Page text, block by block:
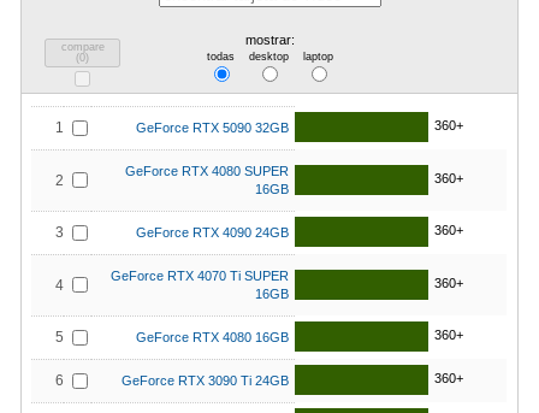
compare
(0)
mostrar:
todas desktop laptop
1 GeForce RTX 5090 32GB 360+
2
GeForce RTX 4080 SUPER
16GB
360+
3 GeForce RTX 4090 24GB 360+
4
GeForce RTX 4070 Ti SUPER
16GB
360+
5 GeForce RTX 4080 16GB 360+
6 GeForce RTX 3090 Ti 24GB 360+